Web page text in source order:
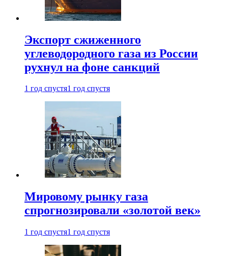
Экспорт сжиженного
углеводородного газа из России
рухнул на фоне санкций
1 год спустя1 год спустя
Мировому рынку газа
спрогнозировали «золотой век»
1 год спустя1 год спустя